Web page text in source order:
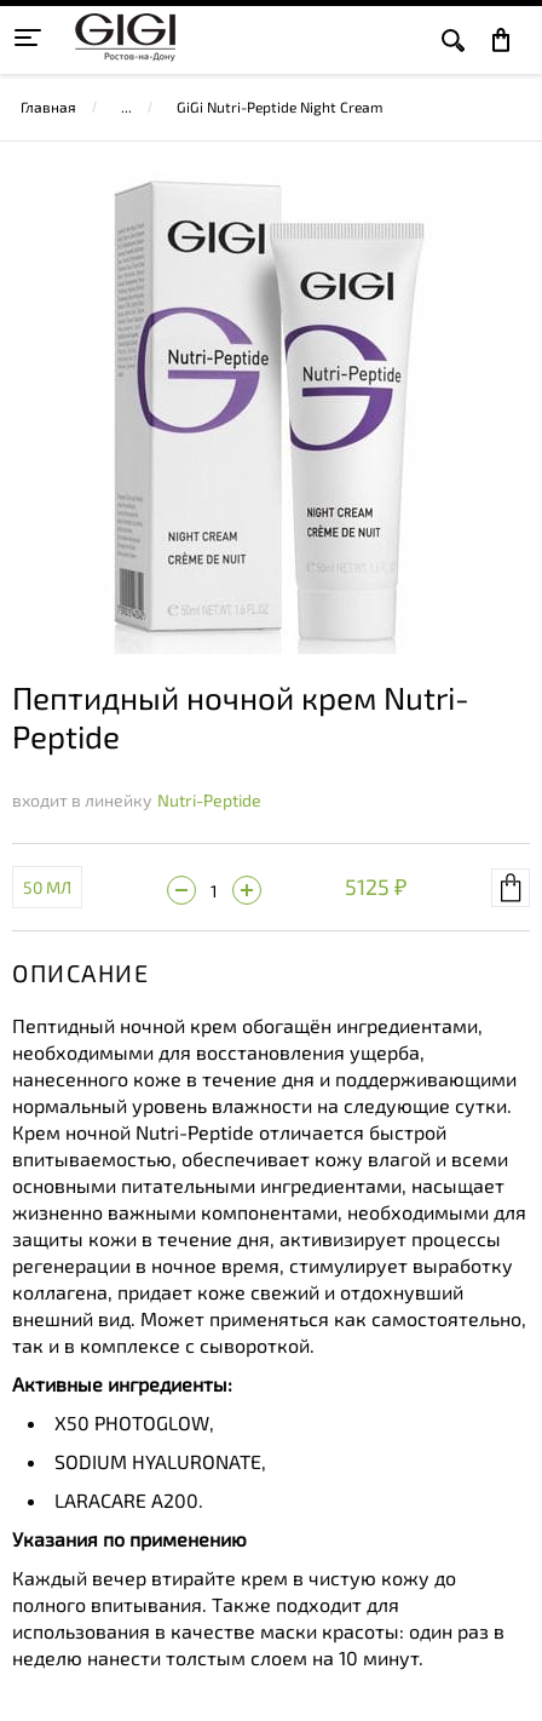
Главная GiGi Nutri-Peptide Night Cream
Пептидный ночной крем Nutri-
Peptide
входит в линейку Nutri-Peptide
50 МЛ 5125 ₽
ОПИСАНИЕ
Пептидный ночной крем обогащён ингредиентами,
необходимыми для восстановления ущерба,
нанесенного коже в течение дня и поддерживающими
нормальный уровень влажности на следующие сутки.
Крем ночной Nutri-Peptide отличается быстрой
впитываемостью, обеспечивает кожу влагой и всеми
основными питательными ингредиентами, насыщает
жизненно важными компонентами, необходимыми для
защиты кожи в течение дня, активизирует процессы
регенерации в ночное время, стимулирует выработку
коллагена, придает коже свежий и отдохнувший
внешний вид. Может применяться как самостоятельно,
так и в комплексе с сывороткой.
Активные ингредиенты:
X50 PHOTOGLOW,
SODIUM HYALURONATE,
LARACARE A200.
Указания по применению
Каждый вечер втирайте крем в чистую кожу до
полного впитывания. Также подходит для
использования в качестве маски красоты: один раз в
неделю нанести толстым слоем на 10 минут.